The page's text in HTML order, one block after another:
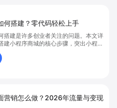
何搭建？零代码轻松上手
搭建是许多创业者关注的问题。本文详
建小程序商城的核心步骤，突出小程序
与零代码开店优势，帮助你轻松实现商
销售及高效会员运营，快速开启线上卖
获取详细操作指南！
营销怎么做？2026年流量与变现